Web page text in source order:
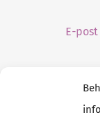
E-post